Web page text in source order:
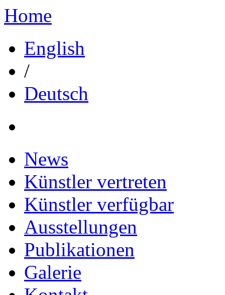
Home
English
/
Deutsch
News
Künstler vertreten
Künstler verfügbar
Ausstellungen
Publikationen
Galerie